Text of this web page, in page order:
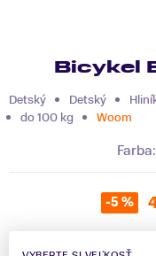
Bicykel
Detský Detský
do 100 kg
Woom
Farba:
-5 %